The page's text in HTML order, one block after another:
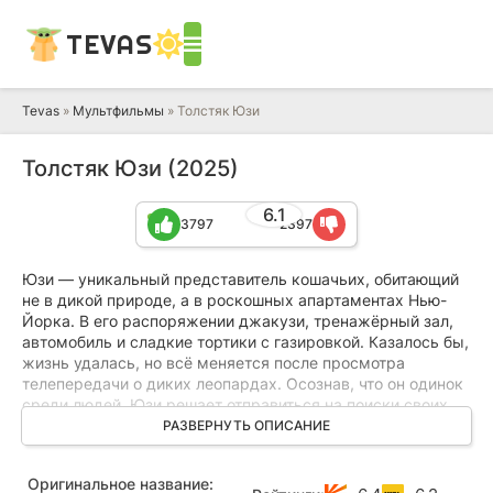
TEVAS
Tevas » Мультфильмы » Толстяк Юзи
Толстяк Юзи (2025)
6.1
3797 2397
Юзи — уникальный представитель кошачьих, обитающий
не в дикой природе, а в роскошных апартаментах Нью-
Йорка. В его распоряжении джакузи, тренажёрный зал,
автомобиль и сладкие тортики с газировкой. Казалось бы,
жизнь удалась, но всё меняется после просмотра
телепередачи о диких леопардах. Осознав, что он одинок
среди людей, Юзи решает отправиться на поиски своих
настоящих сородичей.
закоулки мегаполиса, Юзи пускается в увлекательное
РАЗВЕРНУТЬ ОПИСАНИЕ
Оригинальное название: